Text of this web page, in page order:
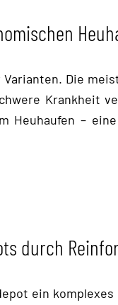
Die
Krankheit
Heuhaufen –
durch
ein